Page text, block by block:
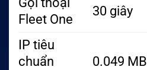
Fleet One
30 giây
IP tiêu
chuẩn
0.049 MB